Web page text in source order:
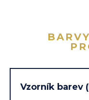
Vzorník barev